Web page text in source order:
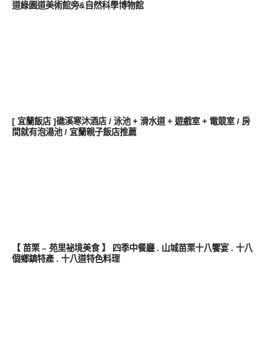
道綠園道美術館旁&自然科學博物館
[ 宜蘭飯店 ]礁溪寒沐酒店 / 泳池 + 滑水道 + 遊戲室 + 電競室 / 房
間就有泡湯池 / 宜蘭親子飯店推薦
【 苗栗 – 苑里祕境美食 】 四季中餐廳 . 山城苗栗十八饗宴 . 十八
個鄉鎮特產 . 十八道特色料理